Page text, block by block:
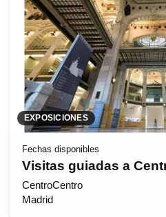
EXPOSICIONES
Fechas disponibles
Visitas guiadas a
CentroCentro
Madrid